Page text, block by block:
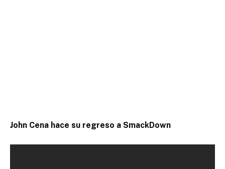
John Cena hace su regreso a SmackDown